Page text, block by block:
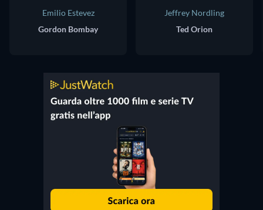
Emilio Estevez
Gordon Bombay
Jeffrey Nordling
Ted Orion